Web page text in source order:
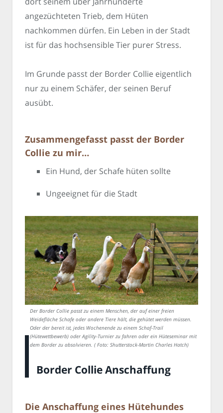
angezüchteten Trieb, dem Hüten
nachkommen dürfen. Ein Leben in der Stadt
ist für das hochsensible Tier purer Stress.
Im Grunde passt der Border Collie eigentlich
nur zu einem Schäfer, der seinen Beruf
ausübt.
Zusammengefasst passt der Border
Collie zu mir…
Ein Hund, der Schafe hüten sollte
Ungeeignet für die Stadt
Der Border Collie passt zu einem Menschen, der auf einer freien
Weidefläche Schafe oder andere Tiere hält, die gehütet werden müssen.
Oder der bereit ist, jedes Wochenende zu einem Schaf-Trail
(Hütewettbewerb) oder Agility-Turnier zu fahren oder ein Hüteseminar mit
dem Border zu absolvieren. ( Foto: Shutterstock-Martin Charles Hatch)
Border Collie Anschaffung
Die Anschaffung eines Hütehundes